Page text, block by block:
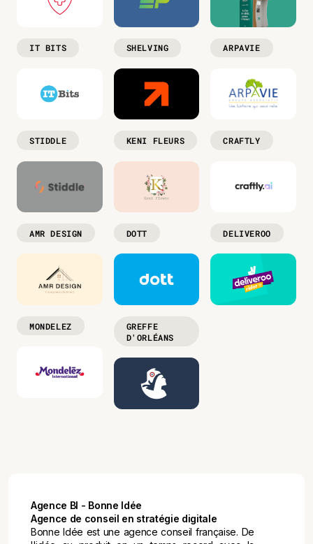
IT BITS SHELVING ARPAVIE
STIDDLE KENI FLEURS CRAFTLY
AMR DESIGN DOTT DELIVEROO
MONDELEZ
GREFFE
D'ORLÉANS
Agence BI - Bonne Idée
Agence de conseil en stratégie digitale
Bonne Idée est une agence conseil française. De